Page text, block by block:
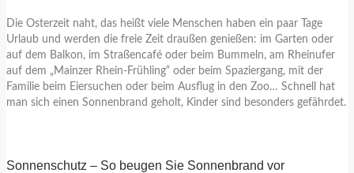
Die Osterzeit naht, das heißt viele Menschen haben ein paar Tage
Urlaub und werden die freie Zeit draußen genießen: im Garten oder
auf dem Balkon, im Straßencafé oder beim Bummeln, am Rheinufer
auf dem „Mainzer Rhein-Frühling“ oder beim Spaziergang, mit der
Familie beim Eiersuchen oder beim Ausflug in den Zoo… Schnell hat
man sich einen Sonnenbrand geholt, Kinder sind besonders gefährdet.
Sonnenschutz – So beugen Sie Sonnenbrand vor